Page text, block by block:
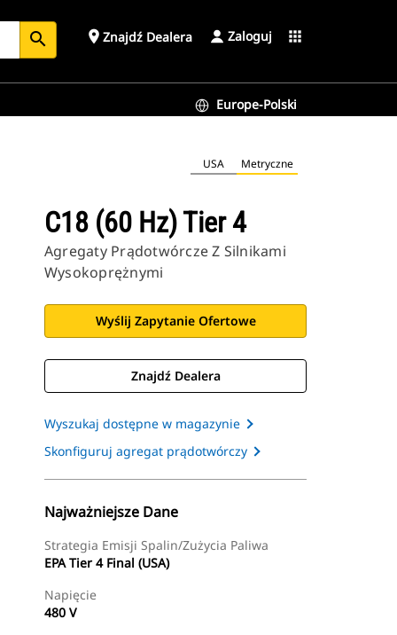
search place Znajdź Dealera Zaloguj apps
Europe-Polski
USA Metryczne
C18 (60 Hz) Tier 4
Agregaty Prądotwórcze Z Silnikami
Wysokoprężnymi
Wyślij Zapytanie Ofertowe
Znajdź Dealera
Wyszukaj dostępne w magazynie
Skonfiguruj agregat prądotwórczy
Najważniejsze Dane
Strategia Emisji Spalin/zużycia Paliwa
EPA Tier 4 Final (USA)
Napięcie
480 V